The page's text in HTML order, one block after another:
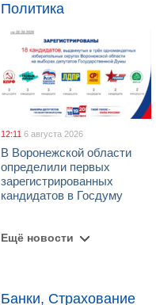
Политика
12:11 6 августа 2026
В Воронежской области
определили первых
зарегистрированных
кандидатов в Госдуму
Ещё новости
Банки, Страхование